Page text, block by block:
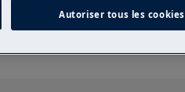
Autoriser tous les cookies